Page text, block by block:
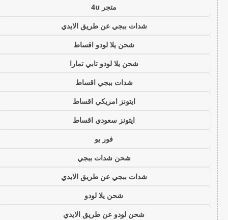
متجر 4u
شدات ببجي عن طريق الايدي
شحن يلا لودو اقساط
شحن يلا لودو تابي تمارا
شدات ببجي اقساط
ايتونز امريكي اقساط
ايتونز سعودي اقساط
فور يو
شحن شدات ببجي
شدات ببجي عن طريق الايدي
شحن يلا لودو
شحن لودو عن طريق الايدي